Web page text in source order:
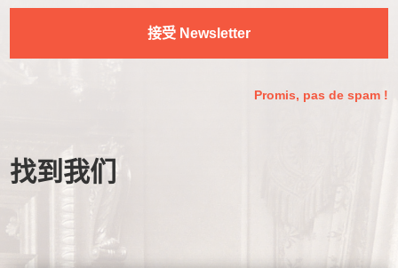
接受 Newsletter
Promis, pas de spam !
找到我们